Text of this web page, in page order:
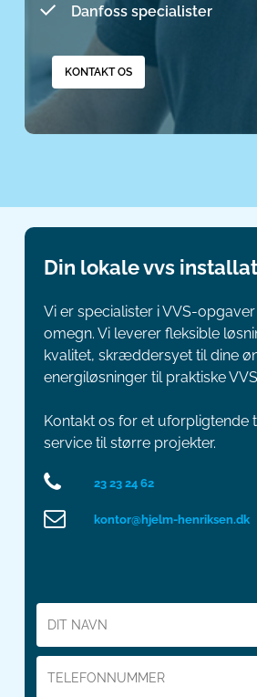
Danfoss specialister
KONTAKT OS
Din lokale vvs
Vi er specialister i VVS-
omegn. Vi leverer fleksible
kvalitet, skræddersyet til dine
energiløsninger til praktiske
Kontakt os for et uforpligtende
service til større projekter.
23 23 24 62
kontor@hjelm-henriksen.dk